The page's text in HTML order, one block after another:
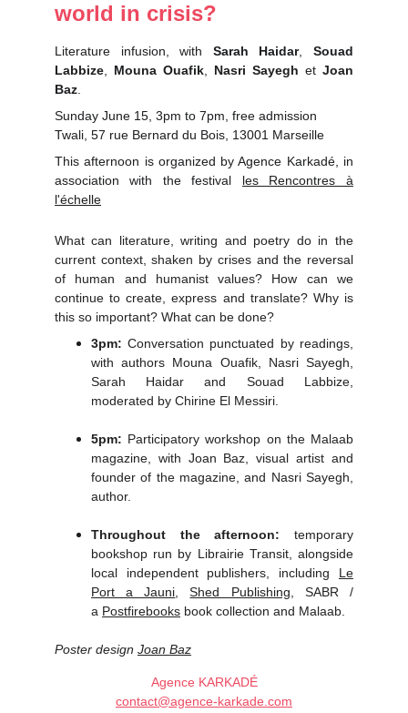
world in crisis?
Literature infusion, with Sarah Haidar,
Souad
Labbize
Mouna Ouafik Nasri Sayegh et Joan
Baz
Sunday June 15, 3pm to 7pm, free admission
Twali, 57 rue Bernard du Bois, 13001 Marseille
This afternoon is organized by Agence Karkadé, in
association with the festival les Rencontres à
l'échelle
What can literature, writing and poetry do in the
current context, shaken by crises and the reversal
of human and humanist values? How can we
continue to create, express and translate? Why is
this so important? What can be done?
3pm: Conversation punctuated by readings,
with authors Mouna Ouafik, Nasri Sayegh,
Sarah Haidar and Souad Labbize,
moderated by Chirine El Messiri.
5pm: Participatory workshop on the Malaab
magazine, with Joan Baz, visual artist and
founder of the magazine, and Nasri Sayegh,
author.
Throughout the afternoon: temporary
bookshop run by Librairie Transit, alongside
local independent publishers, including Le
Port a Jauni ,Shed Publishing , SABR /
a Postfirebooks book collection and Malaab.
Poster design Joan Baz
Agence KARKADÉ
contact@agence-karkade.com